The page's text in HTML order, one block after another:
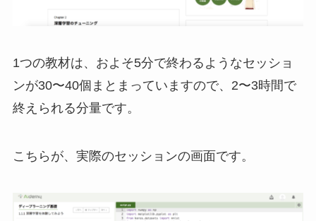
1つの教材は、およそ5分で終わるようなセッショ
ンが30〜40個まとまっていますので、2〜3時間で
終えられる分量です。
こちらが、実際のセッションの画面です。